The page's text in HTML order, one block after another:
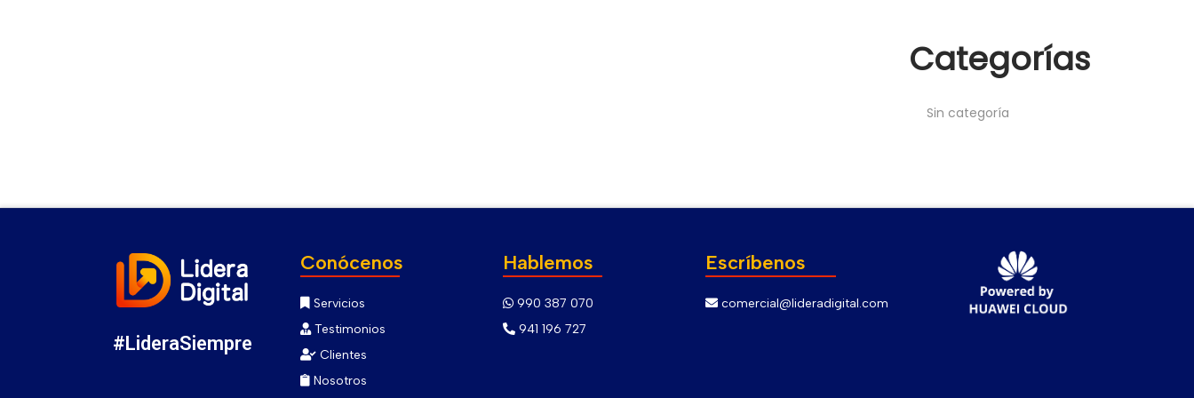
Categorías
Sin categoría
#LideraSiempre
Conócenos
Servicios
Testimonios
Clientes
Nosotros
Hablemos
990 387 070
941 196 727
Escríbenos
comercial@lideradigital.com